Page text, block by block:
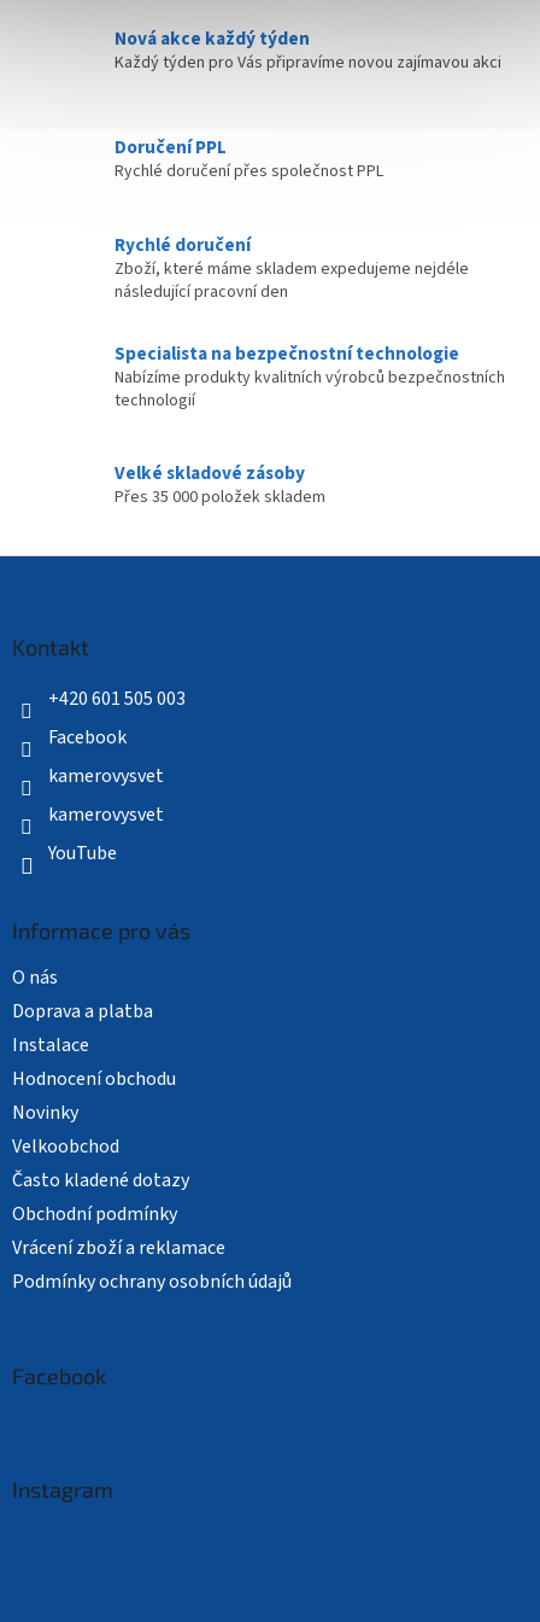
p
r
ý
u
Nová akce každý týden
Každý týden pro Vás připravíme novou zajímavou akci
Doručení PPL
Rychlé doručení přes společnost PPL
Rychlé doručení
Zboží, které máme skladem expedujeme nejdéle
následující pracovní den
Specialista na bezpečnostní technologie
Nabízíme produkty kvalitních výrobců bezpečnostních
technologií
Velké skladové zásoby
Přes 35 000 položek skladem
Kontakt
+420 601 505 003
Facebook
kamerovysvet
kamerovysvet
YouTube
Informace pro vás
O nás
Doprava a platba
Instalace
Hodnocení obchodu
Novinky
Velkoobchod
Často kladené dotazy
Obchodní podmínky
Vrácení zboží a reklamace
Podmínky ochrany osobních údajů
Facebook
Instagram